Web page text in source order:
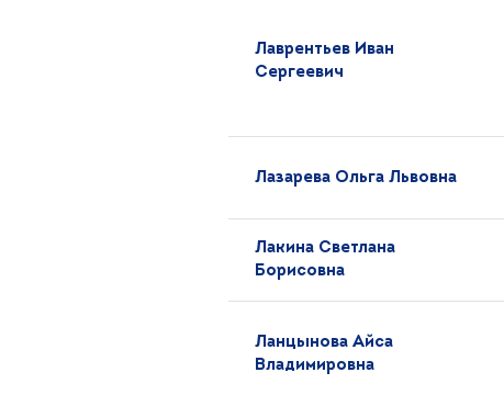
Лаврентьев Иван
Сергеевич
Лазарева Ольга Львовна
Лакина Светлана
Борисовна
Ланцынова Айса
Владимировна